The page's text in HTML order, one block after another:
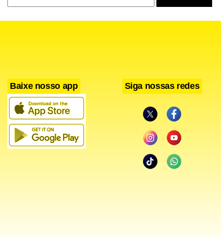
Baixe nosso app Siga nossas redes